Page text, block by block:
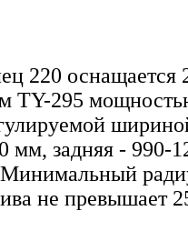
220
TY-295
мм, задняя - 990-
не превышает